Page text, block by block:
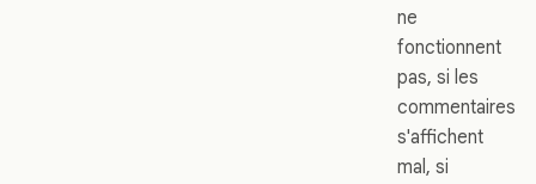
ne
fonctionnent
pas, si les
commentaires
s'affichent
mal, si